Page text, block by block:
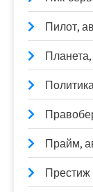
Пилот,
Прайм,
Престиж